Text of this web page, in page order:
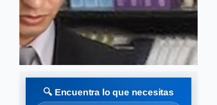
🔍 Encuentra lo que necesitas